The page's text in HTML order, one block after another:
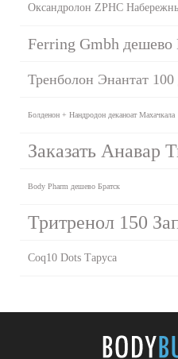
Оксандролон ZPHC
Ferring Gmbh
Тренболон Энантат
Болденон + Нандродон деканоат Махачкала
Заказать Анавар
Body Pharm дешево Братск
Тритренол 150
Coq10 Dots Таруса